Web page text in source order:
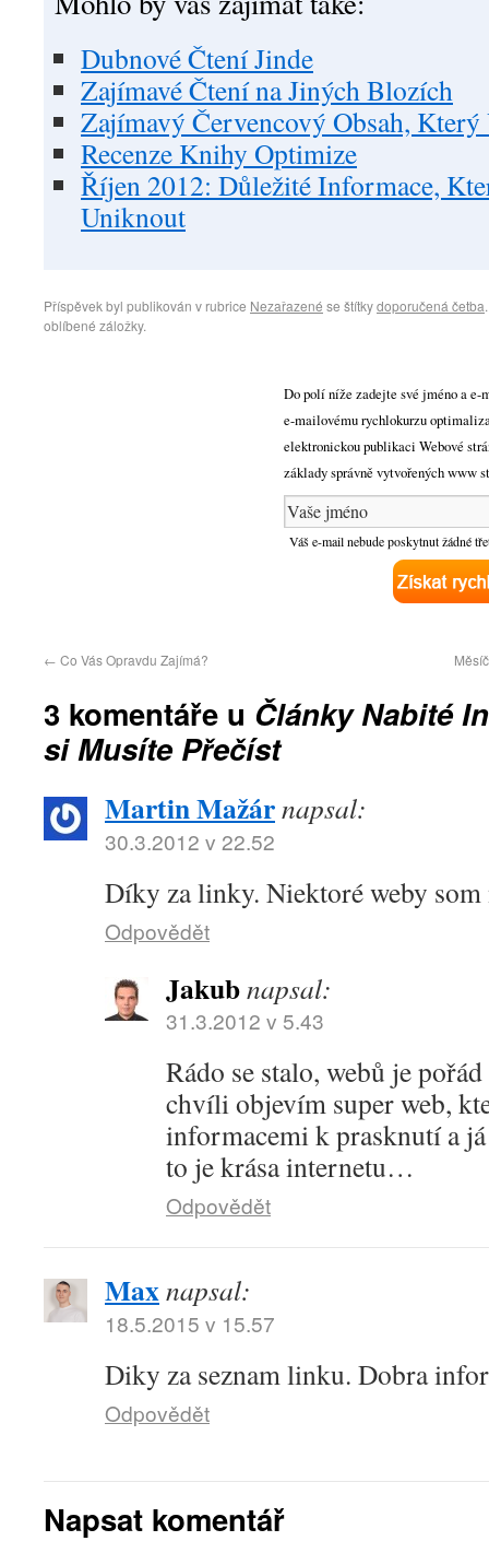
Dubnové Čtení Jinde
Zajímavé Čtení na Jiných Blozích
Zajímavý Červencový Obsah,
Recenze Knihy Optimize
Říjen 2012: Důležité Informace,
Uniknout
Příspěvek byl publikován v rubrice Nezařazené se štítkydoporučená četba
oblíbené záložky.
Do polí níže zadejte své jméno a
e-mailovému rychlokurzu
elektronickou publikaci Webové
základy správně vytvořených www
Váš e-mail nebude poskytnut žádné
← Co Vás Opravdu Zajímá?
3 komentáře u Články Nabité
si Musíte Přečíst
Martin Mažárnapsal:
30.3.2012 v 22.52
Díky za linky. Niektoré weby som
Odpovědět
Jakubnapsal:
31.3.2012 v 5.43
Rádo se stalo, webů je
chvíli objevím super web,
informacemi k prasknutí a
to je krása internetu…
Odpovědět
Maxnapsal:
18.5.2015 v 15.57
Diky za seznam linku. Dobra
Odpovědět
Napsat komentář